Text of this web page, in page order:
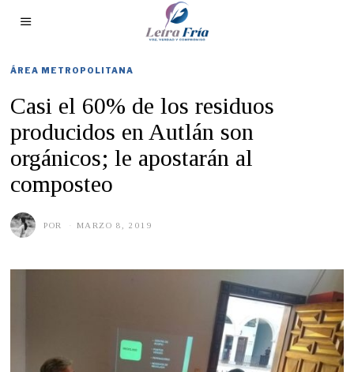
ÁREA METROPOLITANA
Casi el 60% de los residuos
producidos en Autlán son
orgánicos; le apostarán al
composteo
POR MARZO 8, 2019
1
9